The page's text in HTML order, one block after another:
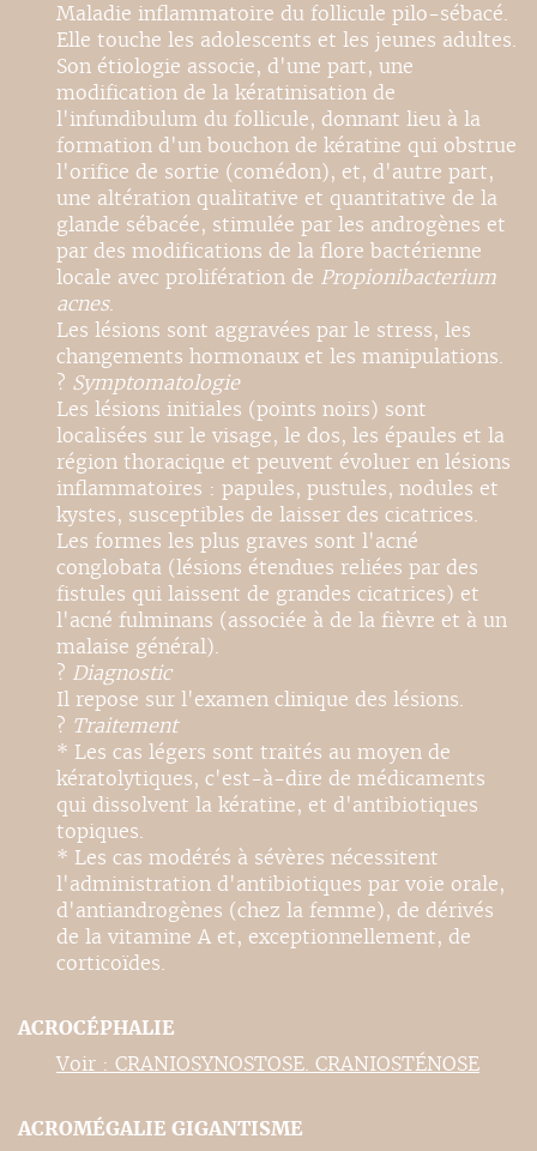
Maladie inflammatoire du follicule pilo-sébacé.
Elle touche les adolescents et les jeunes adultes.
Son étiologie associe, d'une part, une
modification de la kératinisation de
l'infundibulum du follicule, donnant lieu à la
formation d'un bouchon de kératine qui obstrue
l'orifice de sortie (comédon), et, d'autre part,
une altération qualitative et quantitative de la
glande sébacée, stimulée par les androgènes et
par des modifications de la flore bactérienne
locale avec prolifération de Propionibacterium
acnes.
Les lésions sont aggravées par le stress, les
changements hormonaux et les manipulations.
? Symptomatologie
Les lésions initiales (points noirs) sont
localisées sur le visage, le dos, les épaules et la
région thoracique et peuvent évoluer en lésions
inflammatoires : papules, pustules, nodules et
kystes, susceptibles de laisser des cicatrices.
Les formes les plus graves sont l'acné
conglobata (lésions étendues reliées par des
fistules qui laissent de grandes cicatrices) et
l'acné fulminans (associée à de la fièvre et à un
malaise général).
? Diagnostic
Il repose sur l'examen clinique des lésions.
? Traitement
* Les cas légers sont traités au moyen de
kératolytiques, c'est-à-dire de médicaments
qui dissolvent la kératine, et d'antibiotiques
topiques.
* Les cas modérés à sévères nécessitent
l'administration d'antibiotiques par voie orale,
d'antiandrogènes (chez la femme), de dérivés
de la vitamine A et, exceptionnellement, de
corticoïdes.
ACROCÉPHALIE
Voir : CRANIOSYNOSTOSE. CRANIOSTÉNOSE
ACROMÉGALIE GIGANTISME